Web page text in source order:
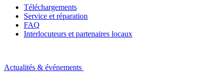
Téléchargements
Service et réparation
FAQ
Interlocuteurs et partenaires locaux
Actualités & événements